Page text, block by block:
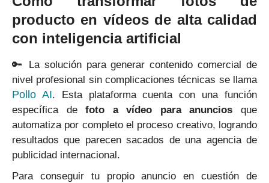
producto en vídeos de alta calidad
con inteligencia artificial
🔑 La solución para generar contenido comercial de
nivel profesional sin complicaciones técnicas se llama
Pollo AI. Esta plataforma cuenta con una función
específica defoto a vídeo para anuncios que
automatiza por completo el proceso creativo, logrando
resultados que parecen sacados de una agencia de
publicidad internacional.
Para conseguir tu propio anuncio en cuestión de